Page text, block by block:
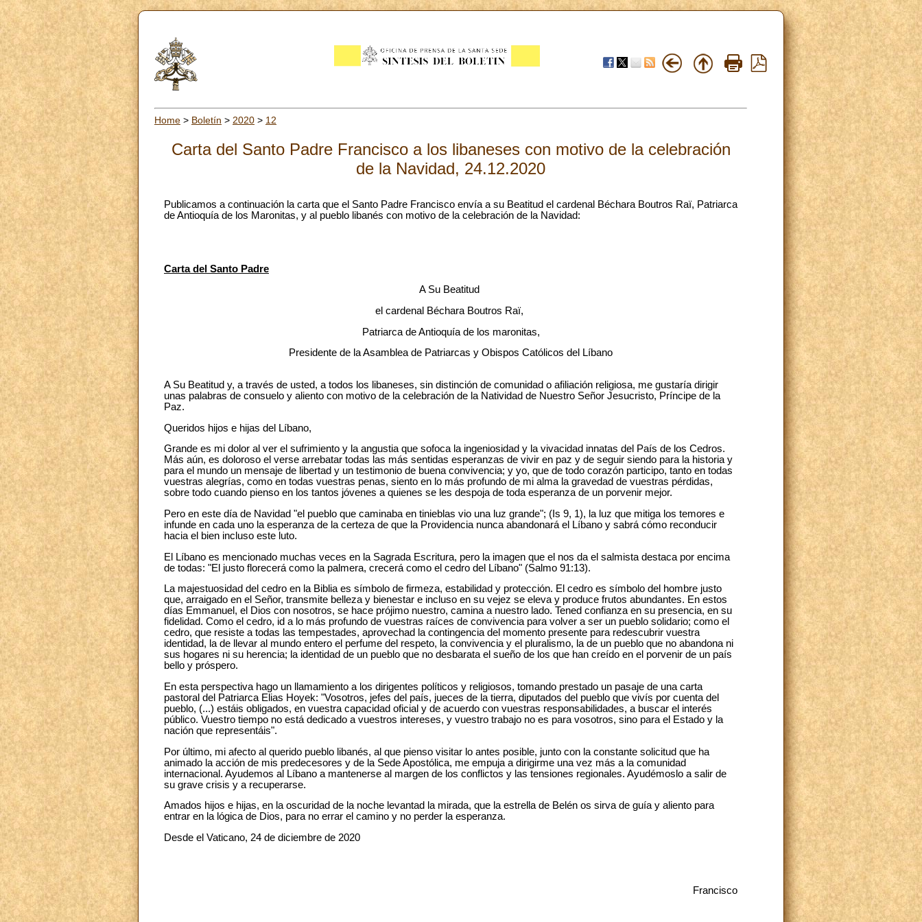
Home > Boletín > 2020 > 12
Carta del Santo Padre Francisco a los libaneses con motivo de la celebración
de la Navidad, 24.12.2020
Publicamos a continuación la carta que el Santo Padre Francisco envía a su Beatitud el cardenal Béchara Boutros Raï, Patriarca
de Antioquía de los Maronitas, y al pueblo libanés con motivo de la celebración de la Navidad:
Carta del Santo Padre
A Su Beatitud
el cardenal Béchara Boutros Raï,
Patriarca de Antioquía de los maronitas,
Presidente de la Asamblea de Patriarcas y Obispos Católicos del Líbano
A Su Beatitud y, a través de usted, a todos los libaneses, sin distinción de comunidad o afiliación religiosa, me gustaría dirigir
unas palabras de consuelo y aliento con motivo de la celebración de la Natividad de Nuestro Señor Jesucristo, Príncipe de la
Paz.
Queridos hijos e hijas del Líbano,
Grande es mi dolor al ver el sufrimiento y la angustia que sofoca la ingeniosidad y la vivacidad innatas del País de los Cedros.
Más aún, es doloroso el verse arrebatar todas las más sentidas esperanzas de vivir en paz y de seguir siendo para la historia y
para el mundo un mensaje de libertad y un testimonio de buena convivencia; y yo, que de todo corazón participo, tanto en todas
vuestras alegrías, como en todas vuestras penas, siento en lo más profundo de mi alma la gravedad de vuestras pérdidas,
sobre todo cuando pienso en los tantos jóvenes a quienes se les despoja de toda esperanza de un porvenir mejor.
Pero en este día de Navidad "el pueblo que caminaba en tinieblas vio una luz grande"; (Is 9, 1), la luz que mitiga los temores e
infunde en cada uno la esperanza de la certeza de que la Providencia nunca abandonará el Líbano y sabrá cómo reconducir
hacia el bien incluso este luto.
El Líbano es mencionado muchas veces en la Sagrada Escritura, pero la imagen que el nos da el salmista destaca por encima
de todas: "El justo florecerá como la palmera, crecerá como el cedro del Líbano" (Salmo 91:13).
La majestuosidad del cedro en la Biblia es símbolo de firmeza, estabilidad y protección. El cedro es símbolo del hombre justo
que, arraigado en el Señor, transmite belleza y bienestar e incluso en su vejez se eleva y produce frutos abundantes. En estos
días Emmanuel, el Dios con nosotros, se hace prójimo nuestro, camina a nuestro lado. Tened confianza en su presencia, en su
fidelidad. Como el cedro, id a lo más profundo de vuestras raíces de convivencia para volver a ser un pueblo solidario; como el
cedro, que resiste a todas las tempestades, aprovechad la contingencia del momento presente para redescubrir vuestra
identidad, la de llevar al mundo entero el perfume del respeto, la convivencia y el pluralismo, la de un pueblo que no abandona ni
sus hogares ni su herencia; la identidad de un pueblo que no desbarata el sueño de los que han creído en el porvenir de un país
bello y próspero.
En esta perspectiva hago un llamamiento a los dirigentes políticos y religiosos, tomando prestado un pasaje de una carta
pastoral del Patriarca Elias Hoyek: "Vosotros, jefes del país, jueces de la tierra, diputados del pueblo que vivís por cuenta del
pueblo, (...) estáis obligados, en vuestra capacidad oficial y de acuerdo con vuestras responsabilidades, a buscar el interés
público. Vuestro tiempo no está dedicado a vuestros intereses, y vuestro trabajo no es para vosotros, sino para el Estado y la
nación que representáis".
Por último, mi afecto al querido pueblo libanés, al que pienso visitar lo antes posible, junto con la constante solicitud que ha
animado la acción de mis predecesores y de la Sede Apostólica, me empuja a dirigirme una vez más a la comunidad
internacional. Ayudemos al Líbano a mantenerse al margen de los conflictos y las tensiones regionales. Ayudémoslo a salir de
su grave crisis y a recuperarse.
Amados hijos e hijas, en la oscuridad de la noche levantad la mirada, que la estrella de Belén os sirva de guía y aliento para
entrar en la lógica de Dios, para no errar el camino y no perder la esperanza.
Desde el Vaticano, 24 de diciembre de 2020
Francisco